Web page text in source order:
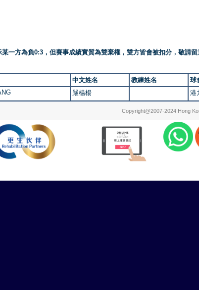
一方為負0:3，但賽事成績實質為雙棄權，雙方皆會被扣分，敬請留
中文姓名 教練姓名
球
嚴楊楊 港